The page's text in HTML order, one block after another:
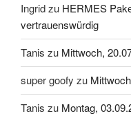
Ingridzu HERMES
vertrauenswürdig
Tanis zu Mittwoch,
super goofy zu
Tanis zu Montag,